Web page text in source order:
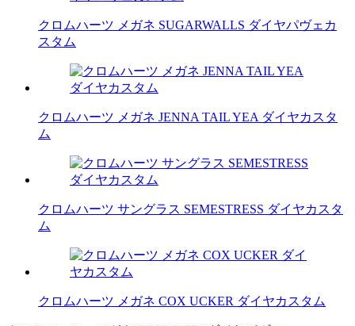
クロムハーツ メガネ SUGARWALLS ダイヤパヴェカ
スタム
クロムハーツ メガネ JENNA TAIL YEA ダイヤカスタ
ム
クロムハーツ サングラス SEMESTRESS ダイヤカスタ
ム
クロムハーツ メガネ COX UCKER ダイヤカスタム